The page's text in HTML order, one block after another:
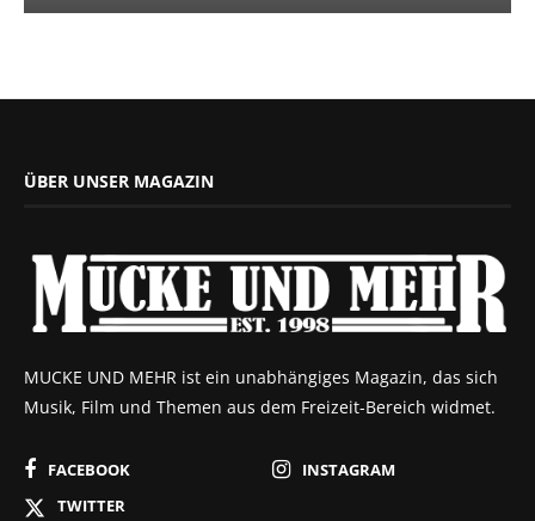
ÜBER UNSER MAGAZIN
MUCKE UND MEHR ist ein unabhängiges Magazin, das sich
Musik, Film und Themen aus dem Freizeit-Bereich widmet.
FACEBOOK
INSTAGRAM
TWITTER